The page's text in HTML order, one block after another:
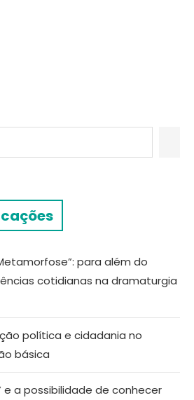
para além do
cotidianas na dramaturgia
política e cidadania no
básica
e a possibilidade de conhecer